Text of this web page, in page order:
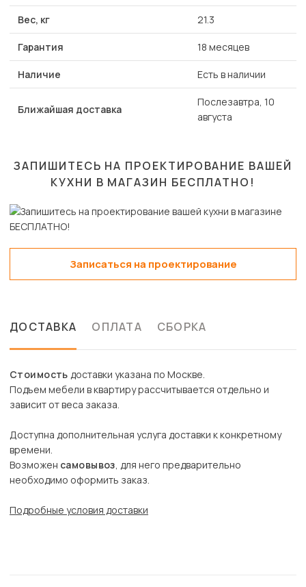
Вес, кг 21.3
Гарантия 18 месяцев
Наличие Есть в наличии
Ближайшая доставка
Послезавтра, 10
августа
ЗАПИШИТЕСЬ НА ПРОЕКТИРОВАНИЕ ВАШЕЙ
КУХНИ В МАГАЗИН БЕСПЛАТНО!
Записаться на проектирование
ДОСТАВКА ОПЛАТА СБОРКА
Стоимость доставки указана по Москве.
Подъем мебели в квартиру рассчитывается отдельно и
зависит от веса заказа.
Доступна дополнительная услуга доставки к конкретному
времени.
Возможен самовывоз, для него предварительно
необходимо оформить заказ.
Подробные условия доставки